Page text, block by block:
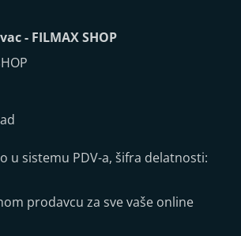
- FILMAX SHOP
u sistemu PDV-a, šifra delatnosti:
prodavcu za sve vaše online